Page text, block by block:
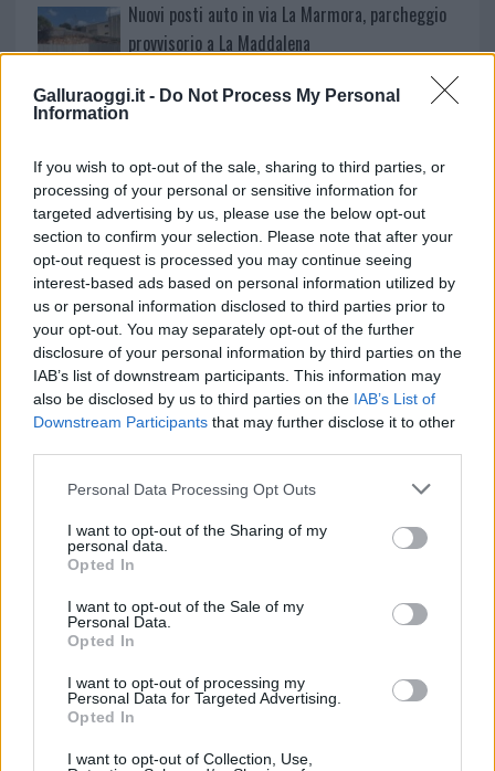
Galluraoggi.it - Do Not Process My Personal
Information
If you wish to opt-out of the sale, sharing to third parties, or
processing of your personal or sensitive information for
targeted advertising by us, please use the below opt-out
section to confirm your selection. Please note that after your
opt-out request is processed you may continue seeing
interest-based ads based on personal information utilized by
us or personal information disclosed to third parties prior to
your opt-out. You may separately opt-out of the further
disclosure of your personal information by third parties on the
IAB’s list of downstream participants. This information may
also be disclosed by us to third parties on the IAB’s List of
Downstream Participants that may further disclose it to other
Please note that this website/app uses one or more Google
not limited to your visit or usage behaviour. You may click to
grant or deny consent to Google and its third-party tags to
use your data for below specified purposes in below Google
consent section.
Personal Data Processing Opt Outs
I want to opt-out of the Sharing of my
personal data.
Opted In
I want to opt-out of the Sale of my
Personal Data.
Opted In
I want to opt-out of processing my
Personal Data for Targeted Advertising.
Opted In
I want to opt-out of Collection, Use,
Nuovi posti auto in via La Marmora, parcheggio
provvisorio a La Maddalena
Allarme truffe a Berchidda, falsi incaricati
Notre-Dame de Paris conquista Olbia, la prima
al Molo Brin è un successo
Strada Sassari-Olbia, incidente all’alba: ferito il
conducente
NECROLOGIE
Mario Malu